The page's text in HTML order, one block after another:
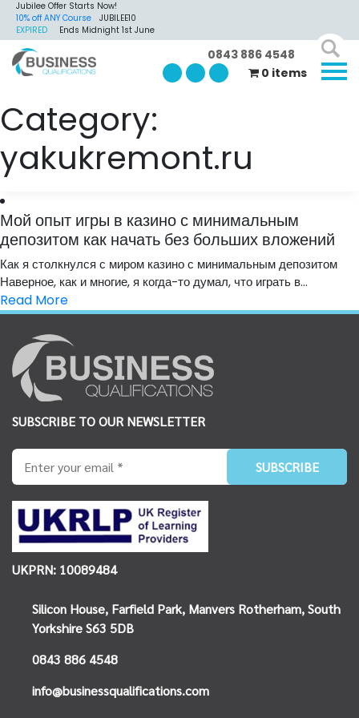
Jubilee Offer Starts Now!
10% off ANY Course
JUBILEE10
EXPIRED
Ends Midnight 1st June
0843 886 4548
0 items
Category:
yakukremont.ru
Мой опыт игры в казино с минимальным
депозитом как начать без больших вложений
Как я столкнулся с миром казино с минимальным депозитом
Наверное, как и многие, я когда-то думал, что играть в...
Read More
SUBSCRIBE TO OUR NEWSLETTER
UKPRN: 10089484
Silicon House, Farfield Park, Manvers Rotherham, South
YorkshireS63 5DB
0843 886 4548
info@businessqualifications.com